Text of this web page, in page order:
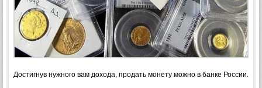
Достигнув нужного вам дохода, продать монету можно в банке России.